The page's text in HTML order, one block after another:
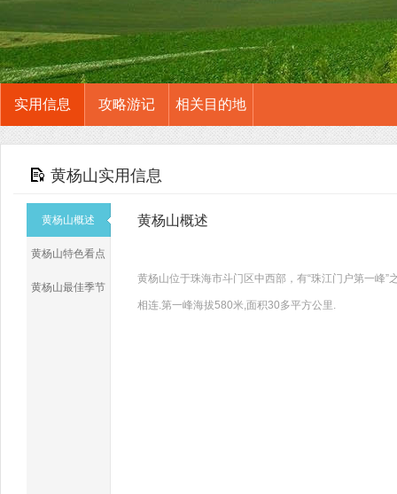
实用信息 攻略游记 相关目的地
黄杨山实用信息
黄杨山概述
黄杨山特色看点
黄杨山最佳季节
黄杨山概述
黄杨山位于珠海市斗门区中西部，有“珠江门户第一峰
相连.第一峰海拔580米,面积30多平方公里.